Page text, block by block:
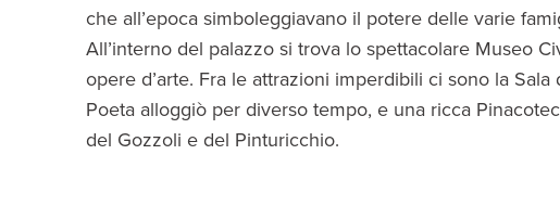
che all’epoca simboleggiavano il potere delle varie
All’interno del palazzo si trova lo spettacolare Museo
opere d’arte. Fra le attrazioni imperdibili ci sono la
Poeta alloggiò per diverso tempo, e una ricca
del Gozzoli e del Pinturicchio.